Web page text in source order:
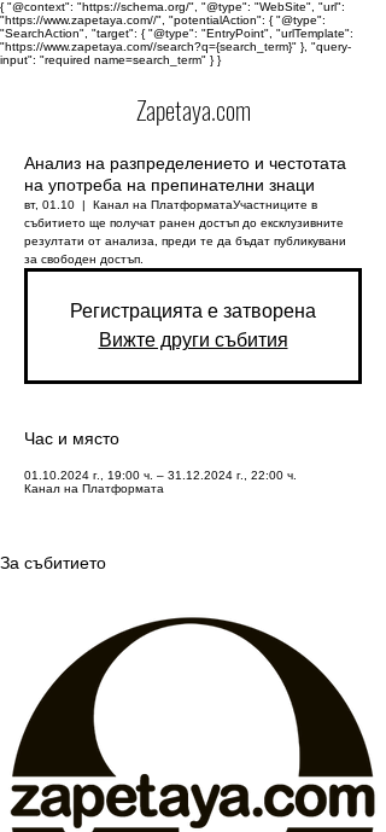
{ "@context": "https://schema.org/", "@type": "WebSite", "url":
"https://www.zapetaya.com//", "potentialAction": { "@type":
"SearchAction", "target": { "@type": "EntryPoint", "urlTemplate":
"https://www.zapetaya.com//search?q={search_term}" }, "query-
input": "required name=search_term" } }
Zapetaya.com
Анализ на разпределението и честотата
на употреба на препинателни знаци
вт, 01.10
  |
Канал на ПлатформатаУчастниците в
събитието ще получат ранен достъп до ексклузивните
резултати от анализа, преди те да бъдат публикувани
за свободен достъп.
Регистрацията е затворена
Вижте други събития
Час и място
01.10.2024 г., 19:00 ч. – 31.12.2024 г., 22:00 ч.
Канал на Платформата
За събитието